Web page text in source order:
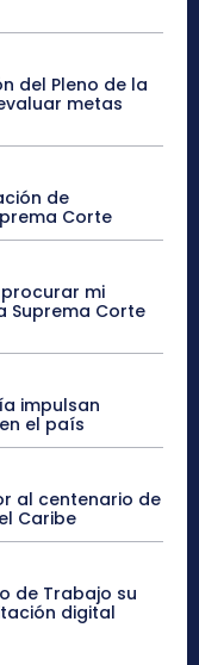
del Pleno de la
metas
de
Corte
procurar mi
Suprema Corte
impulsan
el país
al centenario de
Caribe
de Trabajo su
digital